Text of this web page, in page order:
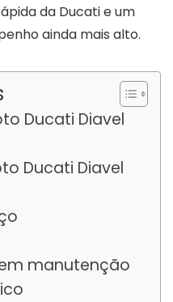
da Ducati e um
ainda mais alto.
Ducati Diavel
Ducati Diavel
manutenção